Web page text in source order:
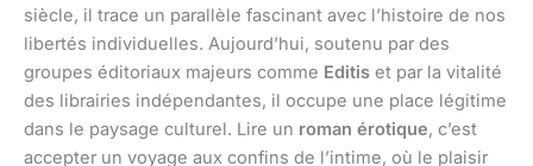
siècle, il trace un parallèle fascinant avec l’histoire de nos
libertés individuelles. Aujourd’hui, soutenu par des
groupes éditoriaux majeurs comme Editis et par la vitalité
des librairies indépendantes, il occupe une place légitime
dans le paysage culturel. Lire un roman érotique, c’est
accepter un voyage aux confins de l’intime, où le plaisir